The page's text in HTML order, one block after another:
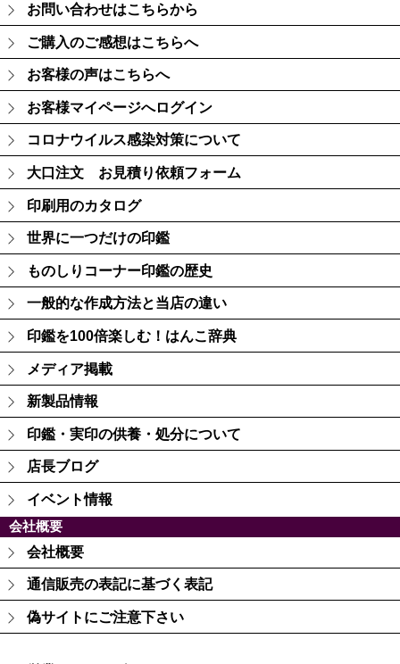
お問い合わせはこちらから
ご購入のご感想はこちらへ
お客様の声はこちらへ
お客様マイページへログイン
コロナウイルス感染対策について
大口注文 お見積り依頼フォーム
印刷用のカタログ
世界に一つだけの印鑑
ものしりコーナー印鑑の歴史
一般的な作成方法と当店の違い
印鑑を100倍楽しむ！はんこ辞典
メディア掲載
新製品情報
印鑑・実印の供養・処分について
店長ブログ
イベント情報
会社概要
会社概要
通信販売の表記に基づく表記
偽サイトにご注意下さい